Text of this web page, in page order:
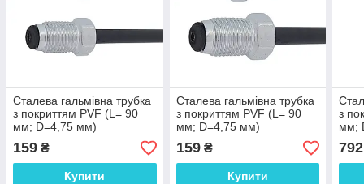
Сталева гальмівна трубка
з покриттям PVF (L= 90
мм; D=4,75 мм)
універсальна з
наконечниками 104/105 -
WP1655PVF
159 ₴
Купити
Сталева гальмівна трубка
з покриттям PVF (L= 90
мм; D=4,75 мм)
універсальна з
наконечниками 105/105 -
WP984PVF
159₴
Купити
з
мм;
792